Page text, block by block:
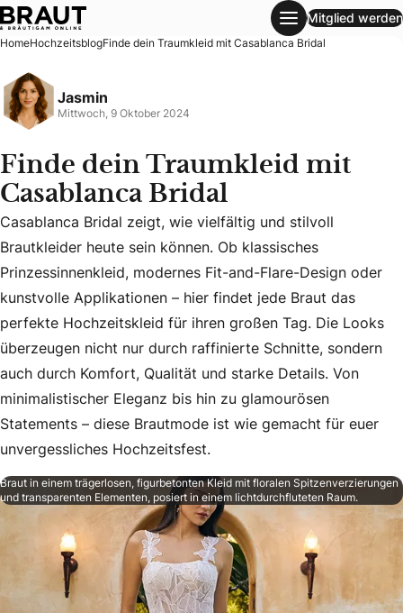
Finde dein Traumkleid mit Casablanca Bridal
Mitglied werden
HomeHochzeitsblogFinde dein Traumkleid mit Casablanca Bridal
Jasmin
Mittwoch, 9 Oktober 2024
Finde dein Traumkleid mit
Casablanca Bridal
Casablanca Bridal zeigt, wie vielfältig und stilvoll
Casablanca Bridal zeigt, wie vielfältig und stilvoll
Brautkleider heute sein können. Ob klassisches
Prinzessinnenkleid, modernes Fit-and-Flare-Design oder
kunstvolle Applikationen – hier findet jede Braut das
perfekte Hochzeitskleid für ihren großen Tag. Die Looks
überzeugen nicht nur durch raffinierte Schnitte, sondern
auch durch Komfort, Qualität und starke Details. Von
minimalistischer Eleganz bis hin zu glamourösen
Statements – diese Brautmode ist wie gemacht für euer
unvergessliches Hochzeitsfest.
Braut in einem trägerlosen, figurbetonten Kleid mit floralen Spitzenverzierungen
und transparenten Elementen, posiert in einem lichtdurchfluteten Raum.